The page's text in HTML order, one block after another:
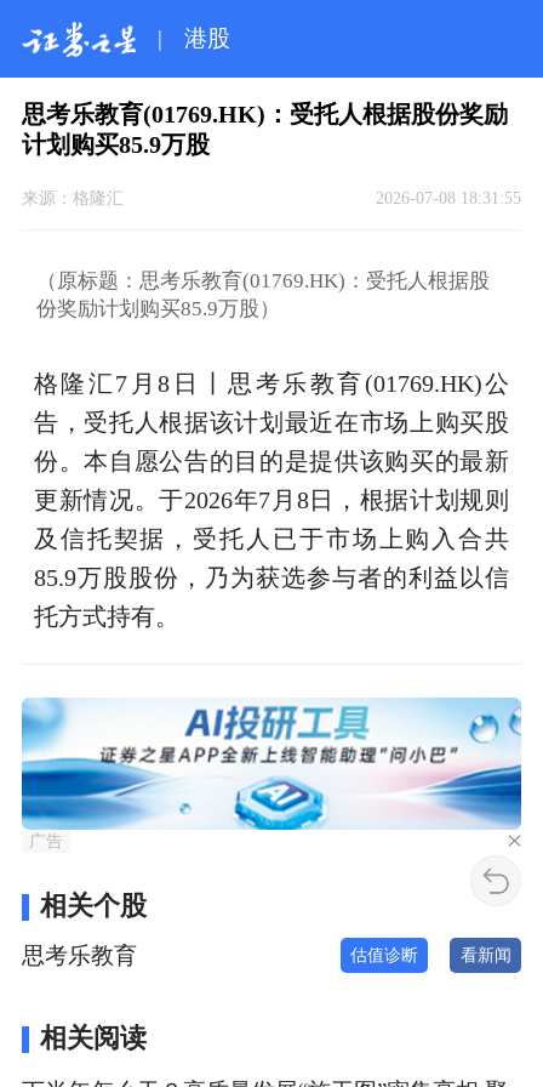
| 港股
思考乐教育(01769.HK)：受托人根据股份奖励
计划购买85.9万股
来源： 格隆汇 2026-07-08 18:31:55
（原标题：思考乐教育(01769.HK)：受托人根据股
份奖励计划购买85.9万股）
格隆汇7月8日丨思考乐教育(01769.HK)公
告，受托人根据该计划最近在市场上购买股
份。本自愿公告的目的是提供该购买的最新
更新情况。于2026年7月8日，根据计划规则
及信托契据，受托人已于市场上购入合共
85.9万股股份，乃为获选参与者的利益以信
托方式持有。
广告
相关个股
思考乐教育 估值诊断 看新闻
相关阅读